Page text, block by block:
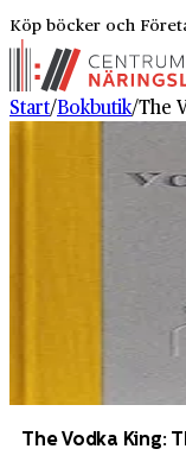
Köp böcker och
Start/Bokbutik/The
The Vodka King: